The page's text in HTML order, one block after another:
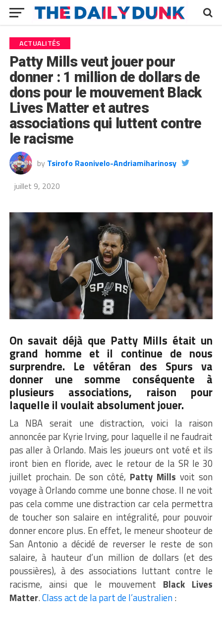
ACTUALITÉS
Patty Mills veut jouer pour
donner : 1 million de dollars de
dons pour le mouvement Black
Lives Matter et autres
associations qui luttent contre
le racisme
by Tsirofo Raonivelo-Andriamiharinosy
juillet 9, 2020
On savait déjà que Patty Mills était un
grand homme et il continue de nous
surprendre. Le vétéran des Spurs va
donner une somme conséquente à
plusieurs associations, raison pour
laquelle il voulait absolument jouer.
La NBA serait une distraction, voici la raison
annoncée par Kyrie Irving, pour laquelle il ne faudrait
pas aller à Orlando. Mais les joueurs ont voté et ils
iront bien en floride, avec le retour de la SR le 30
juillet prochain. De son côté, Patty Mills voit son
voyage à Orlando comme une bonne chose. Il ne voit
pas cela comme une distraction car cela permettra
de toucher son salaire en intégralité, pour pouvoir
donner encore plus. En effet, le meneur shooteur de
San Antonio a décidé de reverser le reste de son
salaire, à hauteur d’un million de dollars (et des
poussières), à des associations luttant contre le
racisme, ainsi que le mouvement Black Lives
Matter.Class act de la part de l’australien: